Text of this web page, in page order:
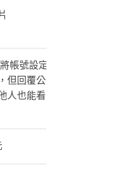
帳號設定
但回覆公
人也能看